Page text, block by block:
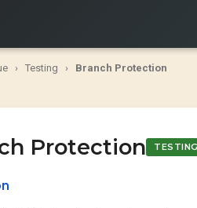
› Testing › Branch Protection
Protection TESTING